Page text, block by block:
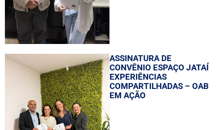
ASSINATURA DE
CONVÊNIO ESPAÇO JATAÍ
EXPERIÊNCIAS
COMPARTILHADAS – OAB
EM AÇÃO